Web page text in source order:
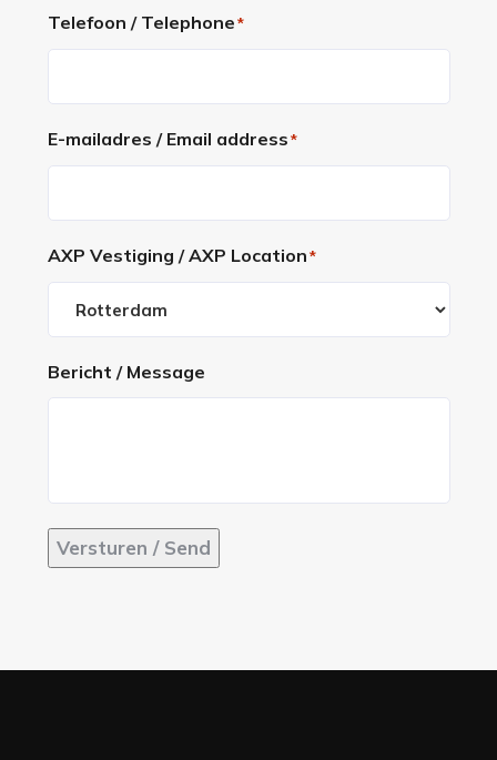
Telefoon / Telephone*
E-mailadres / Email address*
AXP Vestiging / AXP Location*
Bericht / Message
Versturen / Send